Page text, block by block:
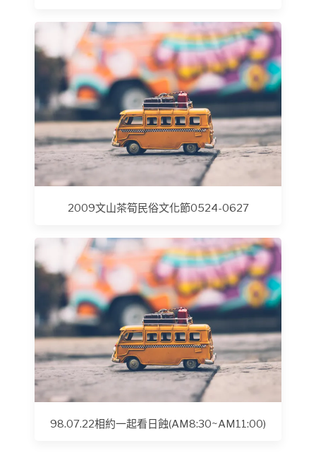
2009文山茶筍民俗文化節0524-0627
98.07.22相約一起看日蝕(AM8:30~AM11:00)